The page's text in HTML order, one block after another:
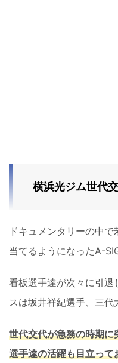
横浜光ジム世代
ドキュメンタリーの中
当てるようになったA-
看板選手達が次々に引退
スは坂井祥紀選手、三代
世代交代が急務の時期
選手達の活躍も目立って